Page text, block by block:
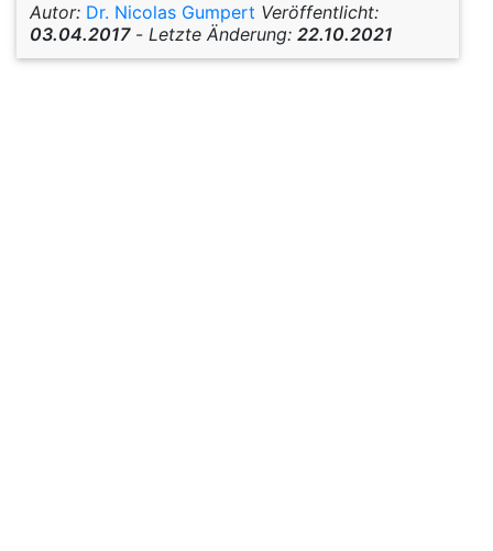
Autor: Dr. Nicolas Gumpert Veröffentlicht:
03.04.2017- Letzte Änderung: 22.10.2021